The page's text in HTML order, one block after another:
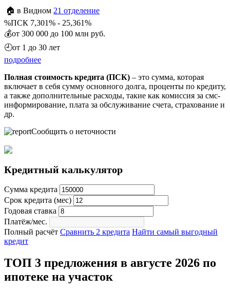
🏠 в Видном 21 отделение
%ПСК 7,301% - 25,361%
💰от 300 000 до 100 млн руб.
🕘от 1 до 30 лет
подробнее
Полная стоимость кредита (ПСК) – это сумма, которая
включает в себя сумму основного долга, проценты по кредиту,
а также дополнительные расходы, такие как комиссия за смс-
информирование, плата за обслуживание счета, страхование и
др.
Сообщить о неточности
Кредитный калькулятор
Сумма кредита
Срок кредита (мес)
Годовая ставка
Платёж/мес.
Полный расчёт Сравнить 2 кредита Найти самый выгодный
кредит
ТОП 3 предложения в августе 2026 по
ипотеке на участок